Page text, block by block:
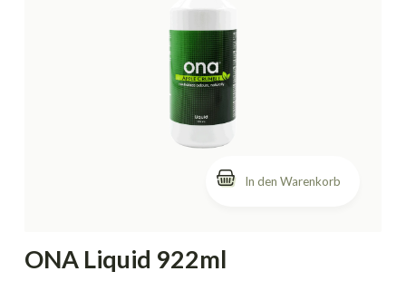
In den Warenkorb
ONA Liquid 922ml